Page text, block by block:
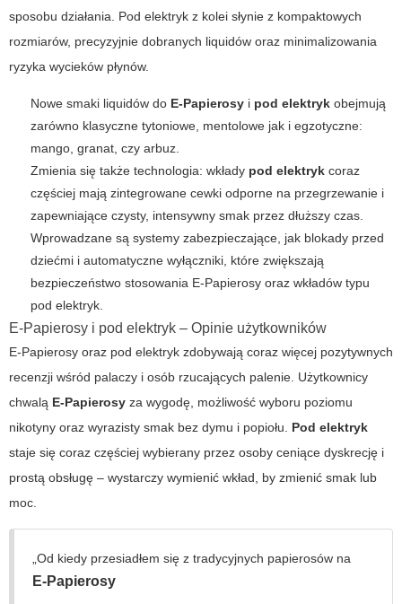
sposobu działania. Pod elektryk z kolei słynie z kompaktowych
rozmiarów, precyzyjnie dobranych liquidów oraz minimalizowania
ryzyka wycieków płynów.
Nowe smaki liquidów do E-Papierosy i pod elektryk obejmują
zarówno klasyczne tytoniowe, mentolowe jak i egzotyczne:
mango, granat, czy arbuz.
Zmienia się także technologia: wkłady pod elektryk coraz
częściej mają zintegrowane cewki odporne na przegrzewanie i
zapewniające czysty, intensywny smak przez dłuższy czas.
Wprowadzane są systemy zabezpieczające, jak blokady przed
dziećmi i automatyczne wyłączniki, które zwiększają
bezpieczeństwo stosowania E-Papierosy oraz wkładów typu
pod elektryk.
E-Papierosy i pod elektryk – Opinie użytkowników
E-Papierosy oraz pod elektryk zdobywają coraz więcej pozytywnych
recenzji wśród palaczy i osób rzucających palenie. Użytkownicy
chwalą E-Papierosy za wygodę, możliwość wyboru poziomu
nikotyny oraz wyrazisty smak bez dymu i popiołu. Pod elektryk
staje się coraz częściej wybierany przez osoby ceniące dyskrecję i
prostą obsługę – wystarczy wymienić wkład, by zmienić smak lub
moc.
„Od kiedy przesiadłem się z tradycyjnych papierosów na
E-Papierosy